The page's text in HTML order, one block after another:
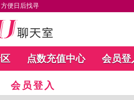
方便日后找寻
点数充值中心 会员登
会员登入